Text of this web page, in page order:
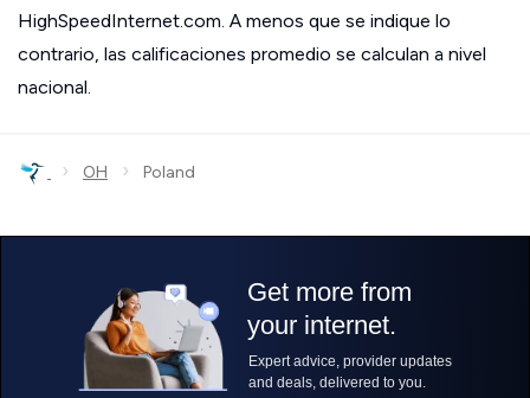
HighSpeedInternet.com. A menos que se indique lo
contrario, las calificaciones promedio se calculan a nivel
nacional.
› OH › Poland